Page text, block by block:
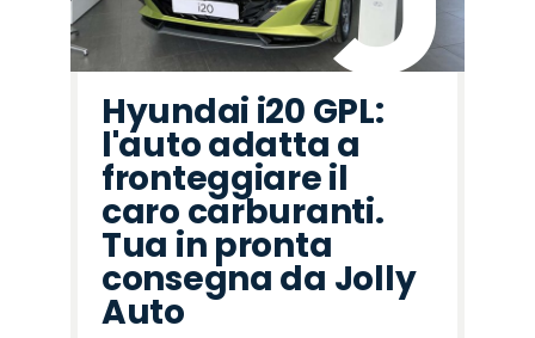
Hyundai i20 GPL:
l'auto adatta a
fronteggiare il
caro carburanti.
Tua in pronta
consegna da Jolly
Auto